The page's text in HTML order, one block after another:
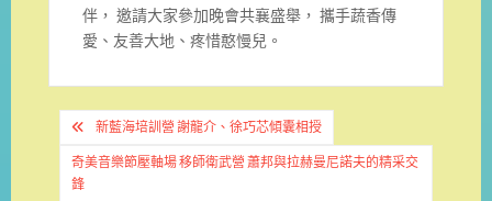
伴， 邀請大家參加晚會共襄盛舉， 攜手蔬香傳
愛、友善大地、疼惜憨慢兒。
文
章
新藍海培訓營 謝龍介、徐巧芯傾囊相授
奇美音樂節壓軸場 移師衛武營 蕭邦與拉赫曼尼諾夫的精采交
鋒